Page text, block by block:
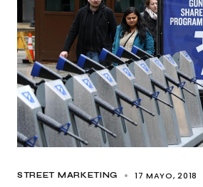
STREET MARKETING 17 MAYO, 2018